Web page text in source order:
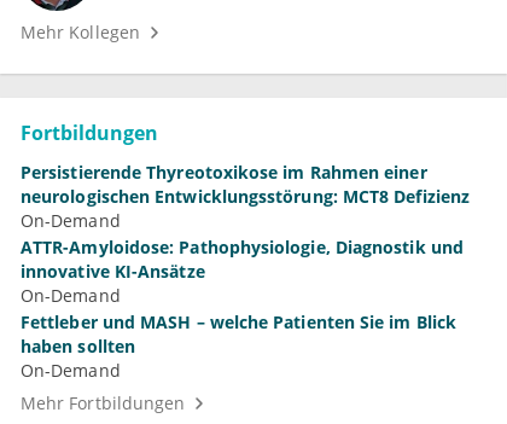
Mehr Kollegen
Fortbildungen
Persistierende Thyreotoxikose im Rahmen einer
neurologischen Entwicklungsstörung: MCT8 Defizienz
On-Demand
ATTR-Amyloidose: Pathophysiologie, Diagnostik und
innovative KI-Ansätze
On-Demand
Fettleber und MASH – welche Patienten Sie im Blick
haben sollten
On-Demand
Mehr Fortbildungen